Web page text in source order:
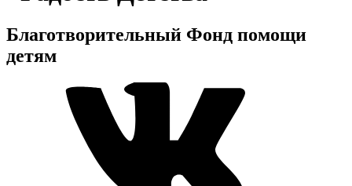
Благотворительный Фонд помощи
детям